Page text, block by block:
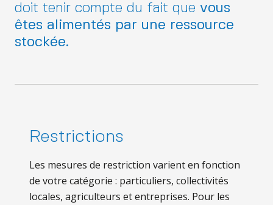
doit tenir compte du fait que vous
êtes alimentés par une ressource
stockée.
Restrictions
Les mesures de restriction varient en fonction
de votre catégorie : particuliers, collectivités
locales, agriculteurs et entreprises. Pour les